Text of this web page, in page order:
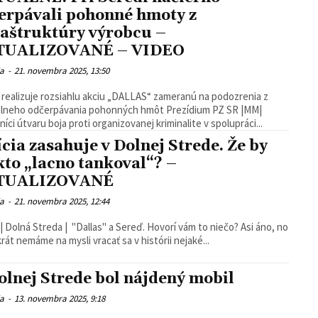
pohonné hmoty z
výrobcu –
– VIDEO
- 21. novembra 2025, 13:50
rozsiahlu akciu „DALLAS“ zameranú na podozrenia z
odčerpávania pohonných hmôt Prezídium PZ SR |MM|
útvaru boja proti organizovanej kriminalite v spolupráci...
zasahuje v Dolnej Strede. Že by
„lacno tankoval“? –
- 21. novembra 2025, 12:44
Dolná Streda | "Dallas" a Sereď. Hovorí vám to niečo? Asi áno, no
nemáme na mysli vracať sa v histórii nejaké...
Strede bol nájdený mobil
- 13. novembra 2025, 9:18